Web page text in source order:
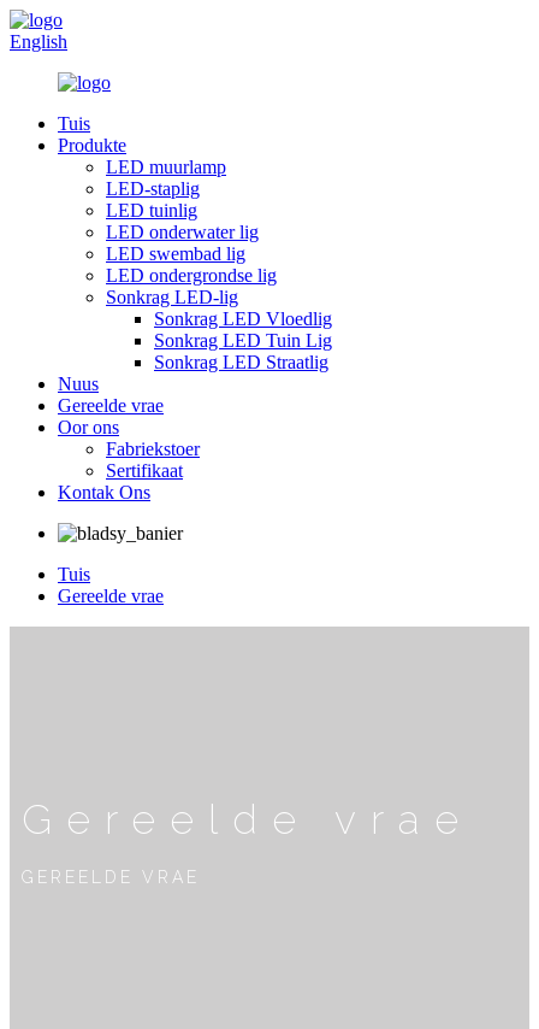
English
Tuis
Produkte
LED muurlamp
LED-staplig
LED tuinlig
LED onderwater lig
LED swembad lig
LED ondergrondse lig
Sonkrag LED-lig
Sonkrag LED Vloedlig
Sonkrag LED Tuin Lig
Sonkrag LED Straatlig
Nuus
Gereelde vrae
Oor ons
Fabriekstoer
Sertifikaat
Kontak Ons
Tuis
Gereelde vrae
Gereelde vrae
GEREELDE VRAE